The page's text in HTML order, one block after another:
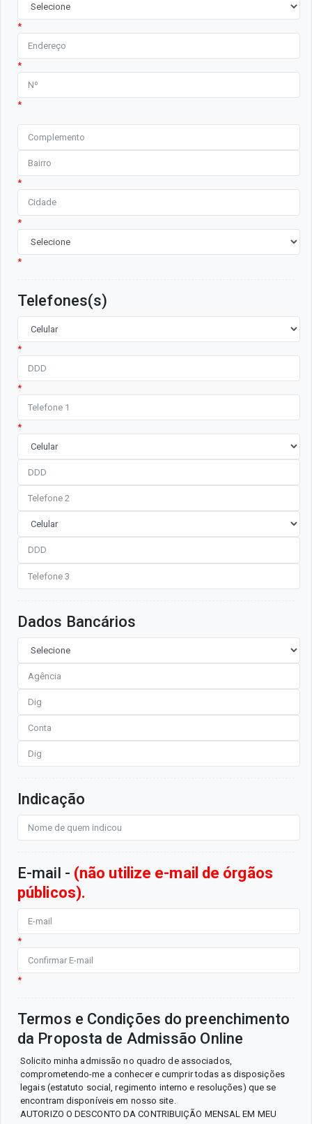
*
*
*
*
*
*
Telefones(s)
*
*
*
Dados Bancários
Indicação
E-mail - (não utilize e-mail de órgãos
públicos).
*
*
Termos e Condições do preenchimento
da Proposta de Admissão Online
Solicito minha admissão no quadro de associados,
comprometendo-me a conhecer e cumprir todas as disposições
legais (estatuto social, regimento interno e resoluções) que se
encontram disponíveis em nosso site.
AUTORIZO O DESCONTO DA CONTRIBUIÇÃO MENSAL EM MEU